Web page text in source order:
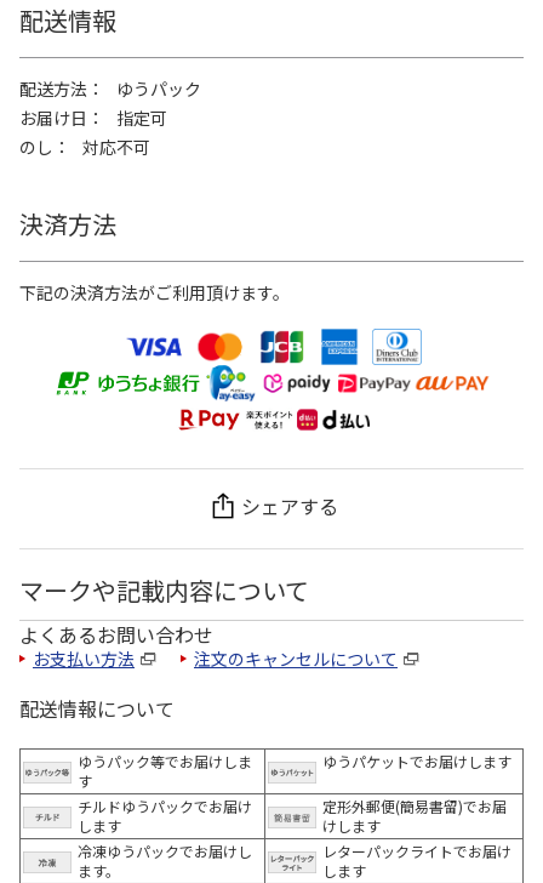
配送情報
配送方法
ゆうパック
お届け日
指定可
のし
対応不可
決済方法
下記の決済方法がご利用頂けます。
シェアする
マークや記載内容について
よくあるお問い合わせ
お支払い方法 注文のキャンセルについて
配送情報について
ゆうパック等でお届けしま
す
ゆうパケットでお届けします
チルドゆうパックでお届け
します
定形外郵便(簡易書留)でお届
けします
冷凍ゆうパックでお届けし
ます。
レターパックライトでお届け
します